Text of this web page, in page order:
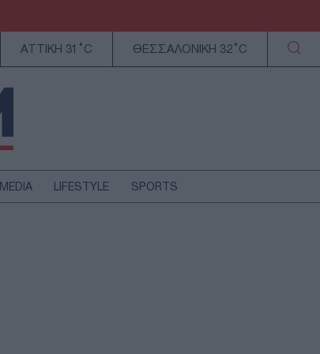
ΑΤΤΙΚΗ 31°C ΘΕΣΣΑΛΟΝΙΚΗ 32°C
MEDIA LIFESTYLE SPORTS